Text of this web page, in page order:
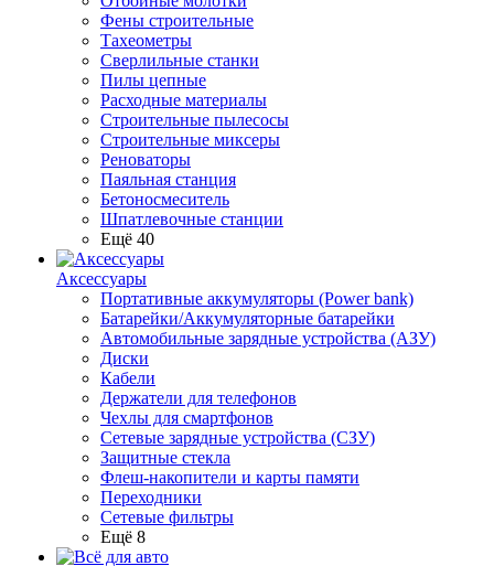
Фены строительные
Тахеометры
Сверлильные станки
Пилы цепные
Расходные материалы
Строительные пылесосы
Строительные миксеры
Реноваторы
Паяльная станция
Бетоносмеситель
Шпатлевочные станции
Ещё 40
Аксессуары
Портативные аккумуляторы (Power bank)
Батарейки/Аккумуляторные батарейки
Автомобильные зарядные устройства (АЗУ)
Диски
Кабели
Держатели для телефонов
Чехлы для смартфонов
Сетевые зарядные устройства (СЗУ)
Защитные стекла
Флеш-накопители и карты памяти
Переходники
Сетевые фильтры
Ещё 8